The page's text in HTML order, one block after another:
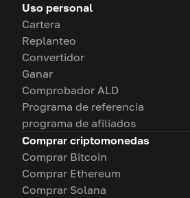
Uso personal
Cartera
Replanteo
Convertidor
Ganar
Comprobador ALD
Programa de referencia
programa de afiliados
Comprar criptomonedas
Comprar Bitcoin
Comprar Ethereum
Comprar Solana